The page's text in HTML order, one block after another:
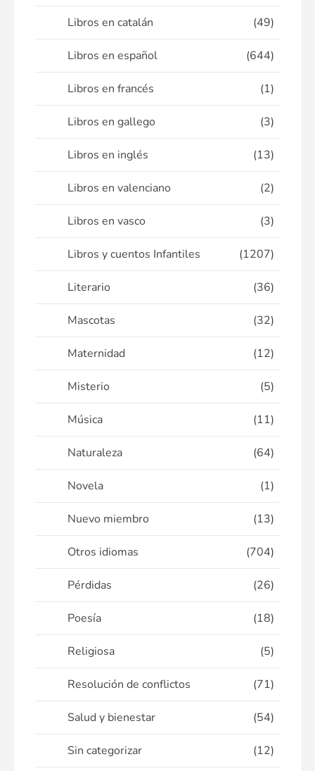
Libros en catalán (49)
Libros en español (644)
Libros en francés (1)
Libros en gallego (3)
Libros en inglés (13)
Libros en valenciano (2)
Libros en vasco (3)
Libros y cuentos Infantiles (1207)
Literario (36)
Mascotas (32)
Maternidad (12)
Misterio (5)
Música (11)
Naturaleza (64)
Novela (1)
Nuevo miembro (13)
Otros idiomas (704)
Pérdidas (26)
Poesía (18)
Religiosa (5)
Resolución de conflictos (71)
Salud y bienestar (54)
Sin categorizar (12)